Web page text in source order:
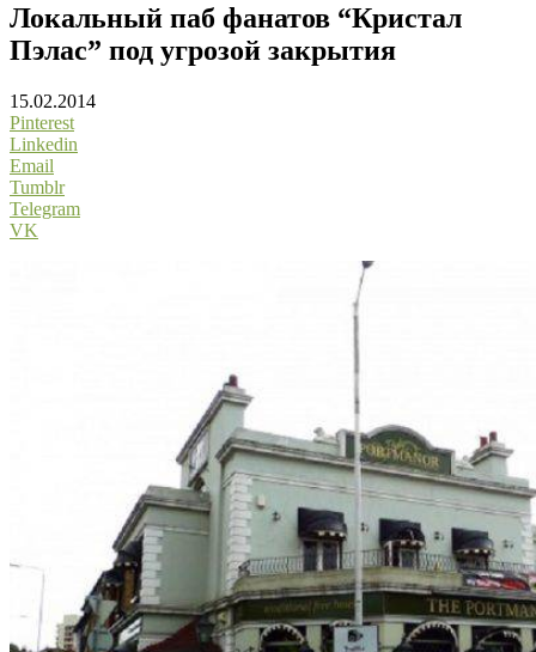
Локальный паб фанатов “Кристал
Пэлас” под угрозой закрытия
15.02.2014
Pinterest
Linkedin
Email
Tumblr
Telegram
VK